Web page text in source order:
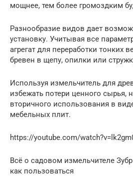
мощнее, тем более громоздким
Разнообразие видов дает
установку. Учитывая все
агрегат для переработки тонких
бревен в щепу, опилки или
Используя измельчитель для
избежать потери ценного сырья,
вторичного использования в
мебельных плит.
https://youtube.com/
Всё о садовом измельчителе
как пользоваться